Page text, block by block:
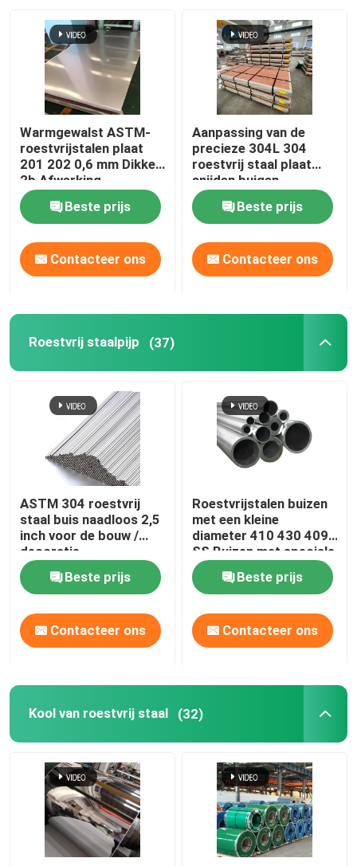
Over ons
Fabrieksreis
Kwaliteitscontrole
Contacteer ons
nieuws
Vraag een offerte aan
Plaat van roestvrij staal
Roestvrij staalpijp
Kool van roestvrij staal
Roestvrij staalbar
Nikkellegering
Inconellegering
Titaniumlegering
Warmgewalst ASTM-
roestvrijstalen plaat
201 202 0,6 mm Dikke
2b Afwerking
roestvrijstalen plaat
Beste prijs
Contacteer ons
Aanpassing van de
precieze 304L 304
roestvrij staal plaat
snijden buigen
Beste prijs
Contacteer ons
Roestvrij staalpijp (37)
ASTM 304 roestvrij
staal buis naadloos 2,5
inch voor de bouw /
decoratie
Beste prijs
Contacteer ons
Roestvrijstalen buizen
met een kleine
diameter 410 430 409
SS Buizen met speciale
vorm
Beste prijs
Contacteer ons
Kool van roestvrij staal (32)